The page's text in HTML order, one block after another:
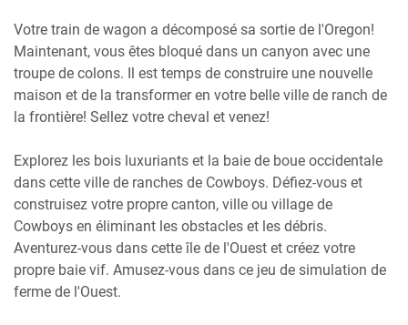
Votre train de wagon a décomposé sa sortie de l'Oregon!
Maintenant, vous êtes bloqué dans un canyon avec une
troupe de colons. Il est temps de construire une nouvelle
maison et de la transformer en votre belle ville de ranch de
la frontière! Sellez votre cheval et venez!
Explorez les bois luxuriants et la baie de boue occidentale
dans cette ville de ranches de Cowboys. Défiez-vous et
construisez votre propre canton, ville ou village de
Cowboys en éliminant les obstacles et les débris.
Aventurez-vous dans cette île de l'Ouest et créez votre
propre baie vif. Amusez-vous dans ce jeu de simulation de
ferme de l'Ouest.